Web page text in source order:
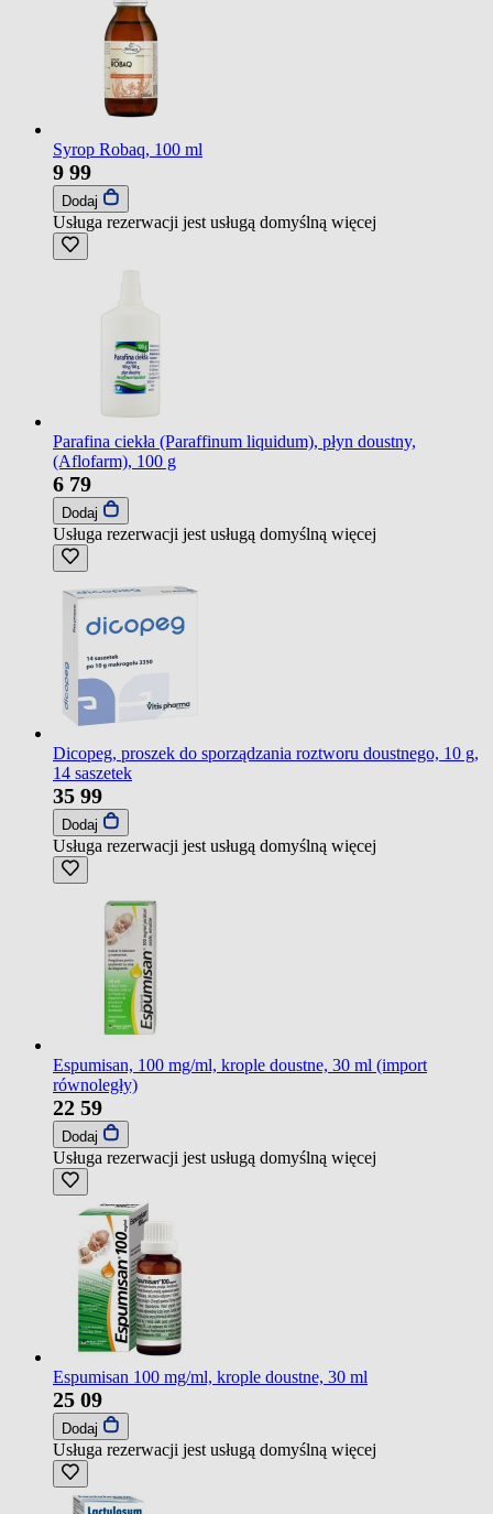
Syrop Robaq, 100 ml
9 99
Dodaj
Usługa rezerwacji jest usługą domyślną więcej
Parafina ciekła (Paraffinum liquidum), płyn doustny,
(Aflofarm), 100 g
6 79
Dodaj
Usługa rezerwacji jest usługą domyślną więcej
Dicopeg, proszek do sporządzania roztworu doustnego, 10 g,
14 saszetek
35 99
Dodaj
Usługa rezerwacji jest usługą domyślną więcej
Espumisan, 100 mg/ml, krople doustne, 30 ml (import
równoległy)
22 59
Dodaj
Usługa rezerwacji jest usługą domyślną więcej
Espumisan 100 mg/ml, krople doustne, 30 ml
25 09
Dodaj
Usługa rezerwacji jest usługą domyślną więcej